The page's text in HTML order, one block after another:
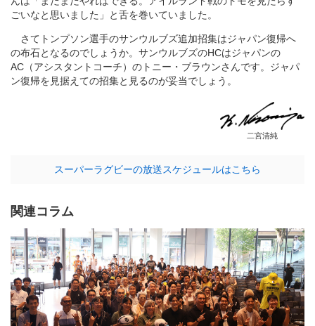
ごいなと思いました」と舌を巻いていました。
さてトンプソン選手のサンウルブズ追加招集はジャパン復帰へ
の布石となるのでしょうか。サンウルブズのHCはジャパンの
AC（アシスタントコーチ）のトニー・ブラウンさんです。ジャパ
ン復帰を見据えての招集と見るのが妥当でしょう。
二宮清純
スーパーラグビーの放送スケジュールはこちら
関連コラム